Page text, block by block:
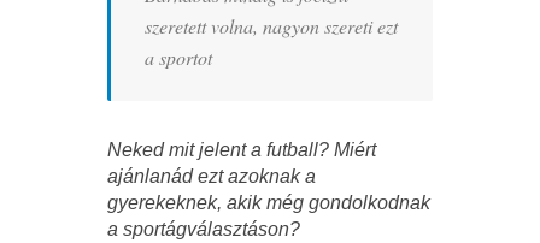
szeretett volna, nagyon szereti ezt
a sportot
Neked mit jelent a futball? Miért
ajánlanád ezt azoknak a
gyerekeknek, akik még gondolkodnak
a sportágválasztáson?